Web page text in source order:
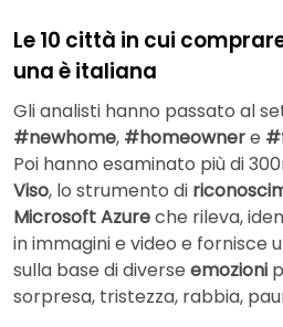
Le 10 città in cui
una è italiana
Gli analisti hanno passato al
#newhome, #homeownere
Poi hanno esaminato più di
Viso, lo strumento di
Microsoft Azureche rileva,
in immagini e video e fornisce
sulla base di diverse emozioni
sorpresa, tristezza, rabbia,